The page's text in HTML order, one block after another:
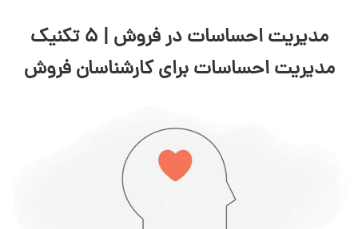
مدیریت احساسات در فروش | 5 تکنیک
مدیریت احساسات برای کارشناسان فروش